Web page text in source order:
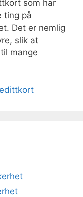
som har
ting på
Det er nemlig
slik at
mange